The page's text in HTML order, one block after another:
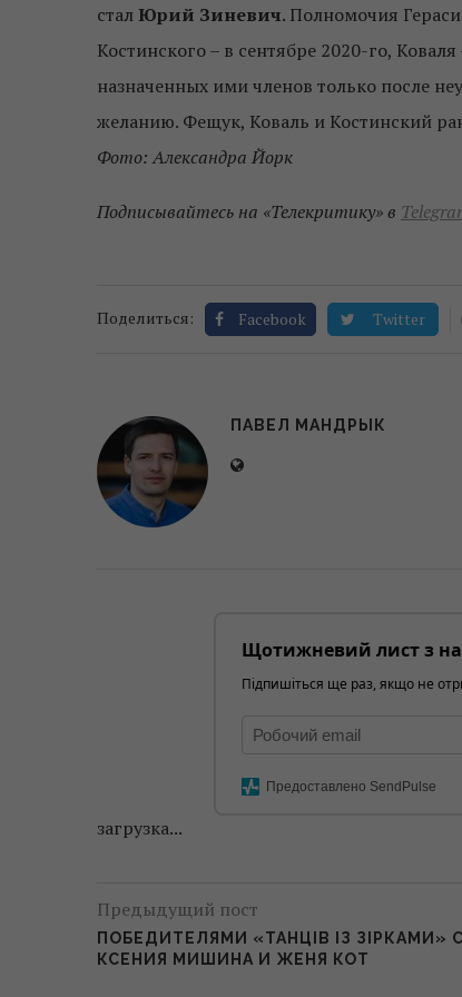
стал Юрий Зиневич. Полномочия
Костинского – в сентябре 2020-го,
назначенных ими членов только после
желанию. Фещук, Коваль и Костинский
Фото: Александра Йорк
Подписывайтесь на «Телекритику» в
Поделиться: Facebook Twitter
ПАВЕЛ МАНДРЫК
Щотижневий лист з
Підпишіться ще раз, якщо не
Предоставлено SendPulse
загрузка...
Предыдущий пост
ПОБЕДИТЕЛЯМИ «ТАНЦІВ ІЗ ЗІРКАМИ»
КСЕНИЯ МИШИНА И ЖЕНЯ КОТ